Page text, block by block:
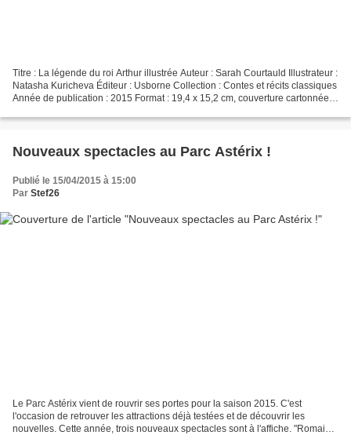
Titre : La légende du roi Arthur illustrée Auteur : Sarah Courtauld Illustrateur :
Natasha Kuricheva Éditeur : Usborne Collection : Contes et récits classiques
Année de publication : 2015 Format : 19,4 x 15,2 cm, couverture cartonnée
Nouveaux spectacles au Parc Astérix !
Publié le 15/04/2015 à 15:00
Par Stef26
Le Parc Astérix vient de rouvrir ses portes pour la saison 2015. C'est
l'occasion de retrouver les attractions déjà testées et de découvrir les
nouvelles. Cette année, trois nouveaux spectacles sont à l'affiche. "Romains-